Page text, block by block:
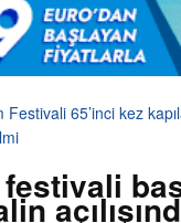
65’inci kez